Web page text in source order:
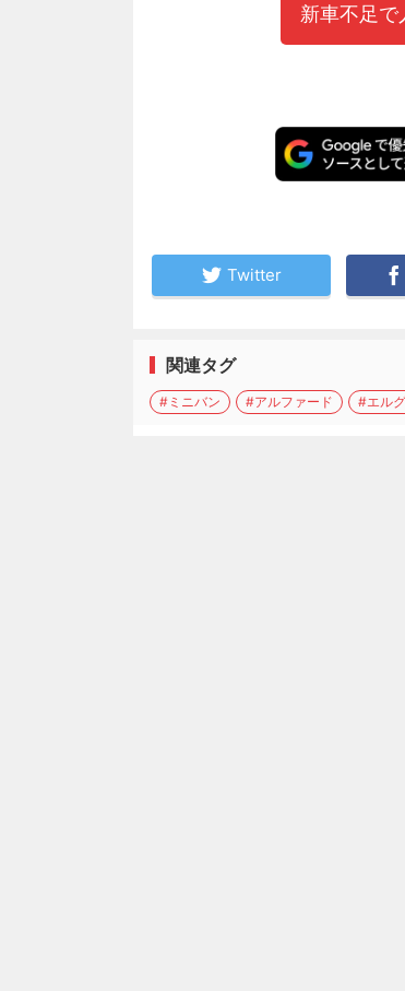
新車不足
Twitter
関連タグ
#ミニバン #アルファード #エル